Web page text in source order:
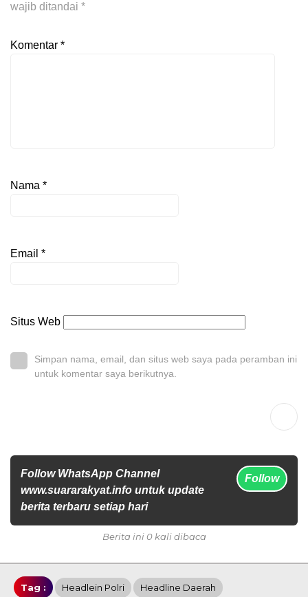
wajib ditandai *
Komentar *
Nama *
Email *
Situs Web
Simpan nama, email, dan situs web saya pada peramban ini
untuk komentar saya berikutnya.
Follow WhatsApp Channel
www.suararakyat.info untuk update
berita terbaru setiap hari
Follow
Berita ini 0 kali dibaca
Tag : Headlein Polri Headline Daerah